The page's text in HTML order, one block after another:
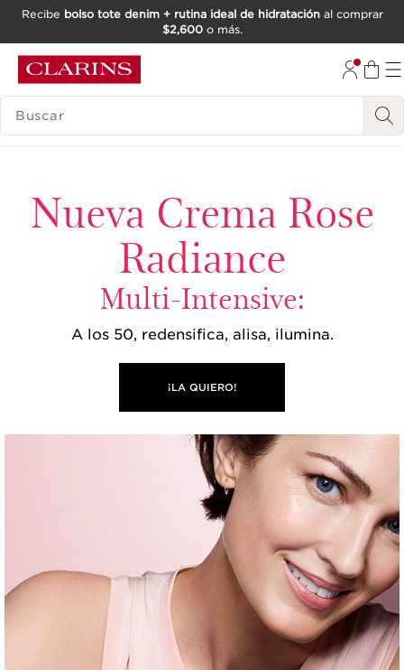
IR AL PIE DE PÁGINA
Recibe bolso tote denim + rutina ideal de hidrataciónal comprar
$2,600o más.
BUSCAR
Nueva Crema Rose
Radiance
Multi-Intensive:
A los 50, redensifica, alisa, ilumina.
¡LA QUIERO!